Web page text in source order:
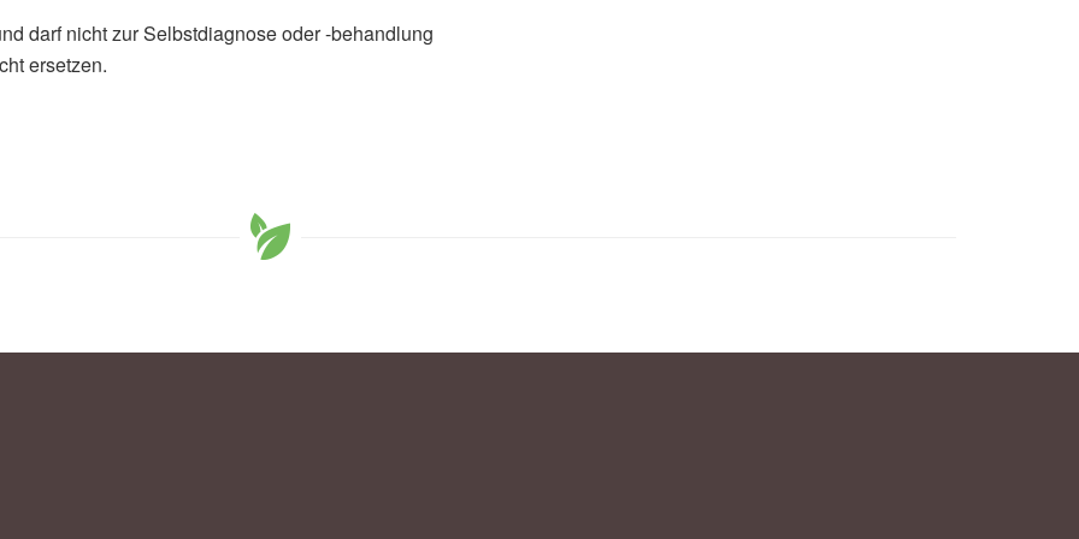
With Frailty Onset Among Adults With and Without
the Framingham Offspring Study ; in: Journal of
darf nicht zur Selbstdiagnose oder -behandlung
ersetzen.